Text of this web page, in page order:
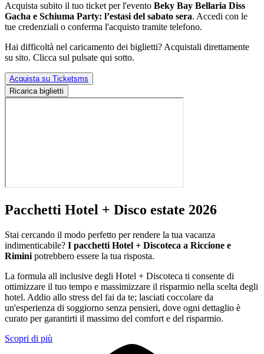
Acquista subito il tuo ticket per l'evento Beky Bay Bellaria Diss
Gacha e Schiuma Party: l’estasi del sabato sera. Accedi con le
tue credenziali o conferma l'acquisto tramite telefono.
Hai difficoltà nel caricamento dei biglietti? Acquistali direttamente
su sito. Clicca sul pulsate qui sotto.
Acquista su Ticketsms
Ricarica biglietti
Pacchetti Hotel + Disco estate 2026
Stai cercando il modo perfetto per rendere la tua vacanza
indimenticabile? I pacchetti Hotel + Discoteca a Riccione e
Rimini potrebbero essere la tua risposta.
La formula all inclusive degli Hotel + Discoteca ti consente di
ottimizzare il tuo tempo e massimizzare il risparmio nella scelta degli
hotel. Addio allo stress del fai da te; lasciati coccolare da
un'esperienza di soggiorno senza pensieri, dove ogni dettaglio è
curato per garantirti il massimo del comfort e del risparmio.
Scopri di più